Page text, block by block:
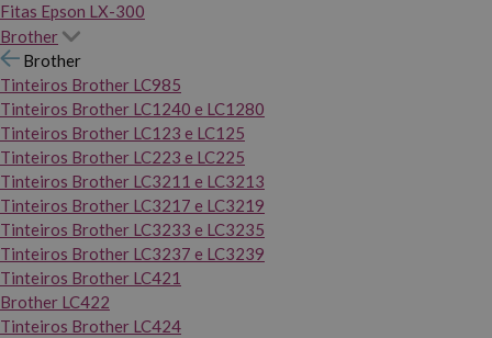
Fitas Epson LX-300
Brother
Brother
Tinteiros Brother LC985
Tinteiros Brother LC1240 e LC1280
Tinteiros Brother LC123 e LC125
Tinteiros Brother LC223 e LC225
Tinteiros Brother LC3211 e LC3213
Tinteiros Brother LC3217 e LC3219
Tinteiros Brother LC3233 e LC3235
Tinteiros Brother LC3237 e LC3239
Tinteiros Brother LC421
Brother LC422
Tinteiros Brother LC424